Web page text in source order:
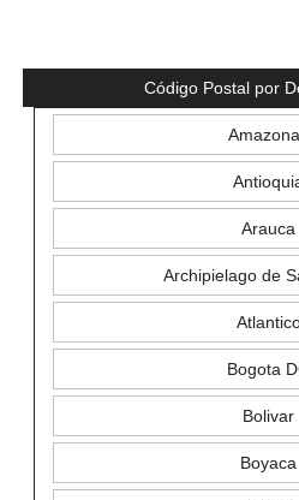
Código Postal por
Arauca
Archipielago de
Bogota
Bolivar
Boyaca